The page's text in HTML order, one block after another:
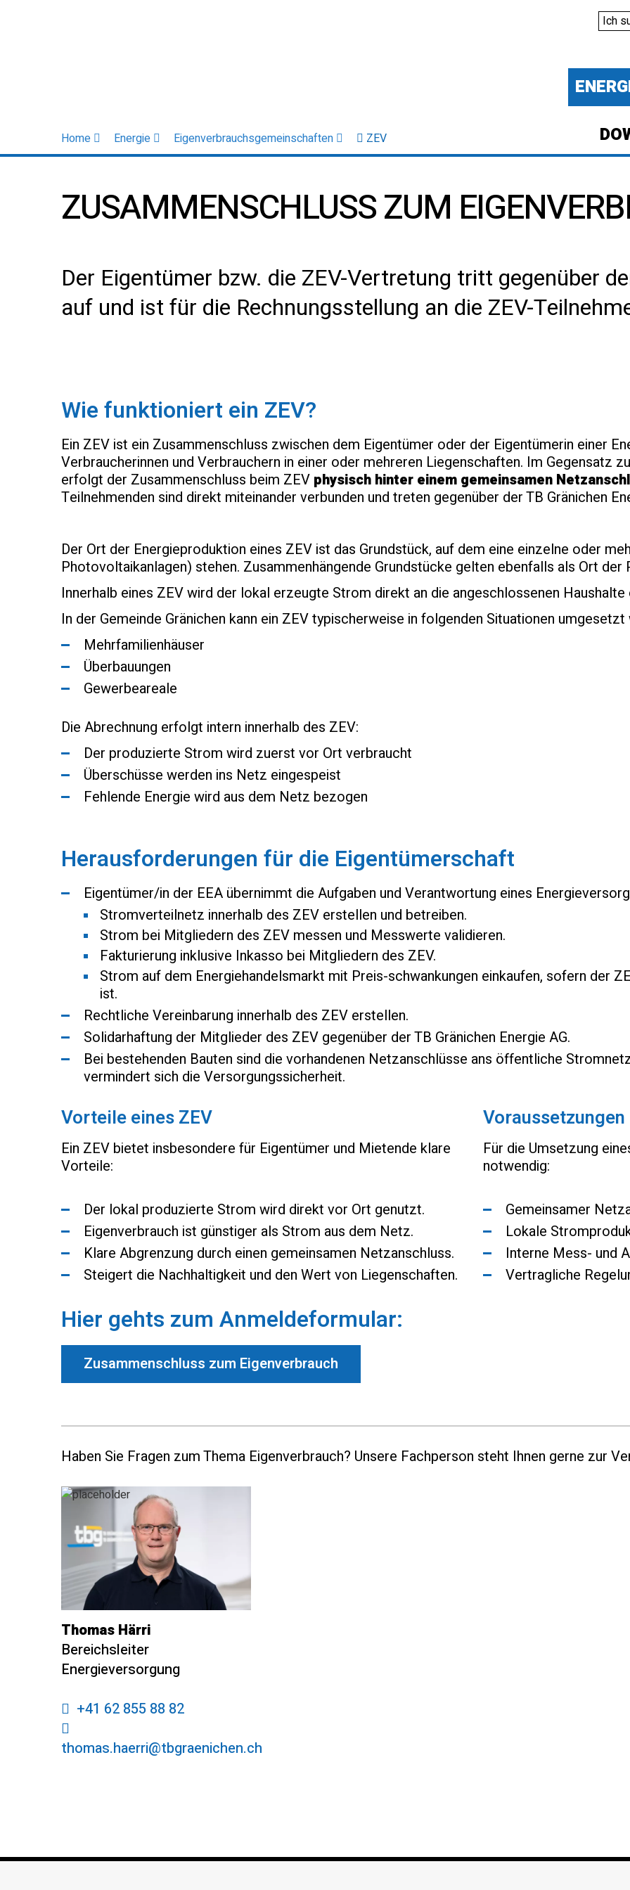
Home Energie Eigenverbrauchsgemeinschaften ZEV
ZUSAMMENSCHLUSS ZUM
Der Eigentümer bzw. die ZEV-Vertretung tritt gegenüber
auf und ist für die Rechnungsstellung an die ZEV-
Wie funktioniert ein ZEV?
Ein ZEV ist ein Zusammenschluss zwischen dem Eigentümer oder der Eigentümerin einer
Verbraucherinnen und Verbrauchern in einer oder mehreren Liegenschaften. Im Gegensatz
erfolgt der Zusammenschluss beim ZEV physisch hinter einem gemeinsamen
Teilnehmenden sind direkt miteinander verbunden und treten gegenüber der TB Gränichen
Der Ort der Energieproduktion eines ZEV ist das Grundstück, auf dem eine einzelne oder
Photovoltaikanlagen) stehen. Zusammenhängende Grundstücke gelten ebenfalls als Ort der
Innerhalb eines ZEV wird der lokal erzeugte Strom direkt an die angeschlossenen
In der Gemeinde Gränichen kann ein ZEV typischerweise in folgenden Situationen umgesetzt
Mehrfamilienhäuser
Überbauungen
Gewerbeareale
Die Abrechnung erfolgt intern innerhalb des ZEV:
Der produzierte Strom wird zuerst vor Ort verbraucht
Überschüsse werden ins Netz eingespeist
Fehlende Energie wird aus dem Netz bezogen
Herausforderungen für die Eigentümerschaft
Eigentümer/in der EEA übernimmt die Aufgaben und Verantwortung eines
Stromverteilnetz innerhalb des ZEV erstellen und betreiben.
Strom bei Mitgliedern des ZEV messen und Messwerte validieren.
Fakturierung inklusive Inkasso bei Mitgliedern des ZEV.
Strom auf dem Energiehandelsmarkt mit Preis-schwankungen einkaufen, sofern der
ist.
Rechtliche Vereinbarung innerhalb des ZEV erstellen.
Solidarhaftung der Mitglieder des ZEV gegenüber der TB Gränichen Energie AG.
Bei bestehenden Bauten sind die vorhandenen Netzanschlüsse ans öffentliche
vermindert sich die Versorgungssicherheit.
Vorteile eines ZEV
Ein ZEV bietet insbesondere für Eigentümer und Mietende klare
Vorteile:
Der lokal produzierte Strom wird direkt vor Ort genutzt.
Eigenverbrauch ist günstiger als Strom aus dem Netz.
Klare Abgrenzung durch einen gemeinsamen Netzanschluss.
Steigert die Nachhaltigkeit und den Wert von Liegenschaften.
Voraussetzungen
Für die Umsetzung
notwendig:
Gemeinsamer
Lokale
Interne Mess- und
Vertragliche
Hier gehts zum Anmeldeformular:
Zusammenschluss zum Eigenverbrauch
Haben Sie Fragen zum Thema Eigenverbrauch? Unsere Fachperson steht Ihnen gerne zur
Thomas Härri
Bereichsleiter
Energieversorgung
+41 62 855 88 82
thomas.haerri@tbgraenichen.ch